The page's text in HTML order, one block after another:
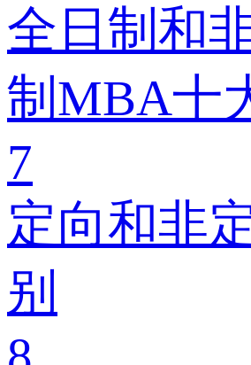
全日制和
制MBA十
7
定向和非
别